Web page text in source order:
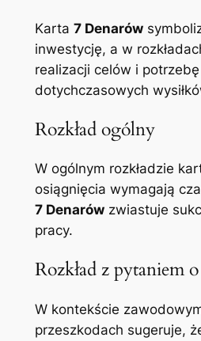
Karta 7 Denarów
inwestycję, a w
realizacji celów i
dotychczasowych
Rozkład ogólny
W ogólnym rozkładzie
osiągnięcia wymagają
7 Denarówzwiastuje
pracy.
Rozkład z pytaniem
W kontekście
przeszkodach sugeruje,